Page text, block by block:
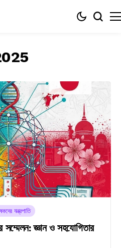
যন্ত্রপাতি
সম্মেলন: জ্ঞান ও সহযোগিতার